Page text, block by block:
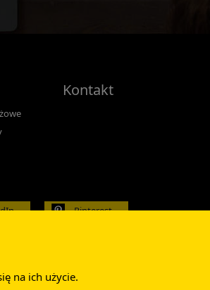
Kontakt
Pinterest
na ich użycie.